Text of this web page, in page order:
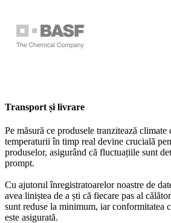
Transport și livrare
Pe măsură ce produsele tranzitează
temperaturii în timp real devine crucială
produselor, asigurând că fluctuațiile sunt
prompt.
Cu ajutorul înregistratoarelor noastre de
avea liniștea de a ști că fiecare pas al
sunt reduse la minimum, iar conformitatea
este asigurată.